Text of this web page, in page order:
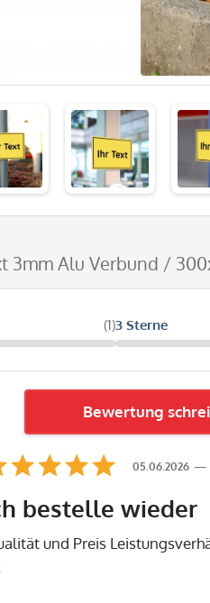
3mm Alu Verbund /
(1)3 Sterne
Bewertung
05.06.2026
bestelle wieder
und Preis